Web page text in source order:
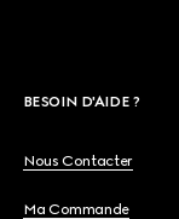
BESOIN D'AIDE ?
Nous Contacter
Ma Commande